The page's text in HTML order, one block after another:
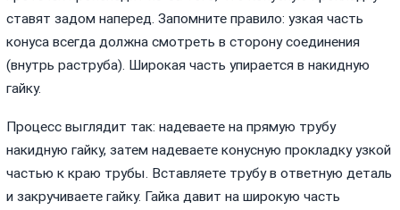
ставят задом наперед. Запомните правило: узкая часть
конуса всегда должна смотреть в сторону соединения
(внутрь раструба). Широкая часть упирается в накидную
гайку.
Процесс выглядит так: надеваете на прямую трубу
накидную гайку, затем надеваете конусную прокладку узкой
частью к краю трубы. Вставляете трубу в ответную деталь
и закручиваете гайку. Гайка давит на широкую часть